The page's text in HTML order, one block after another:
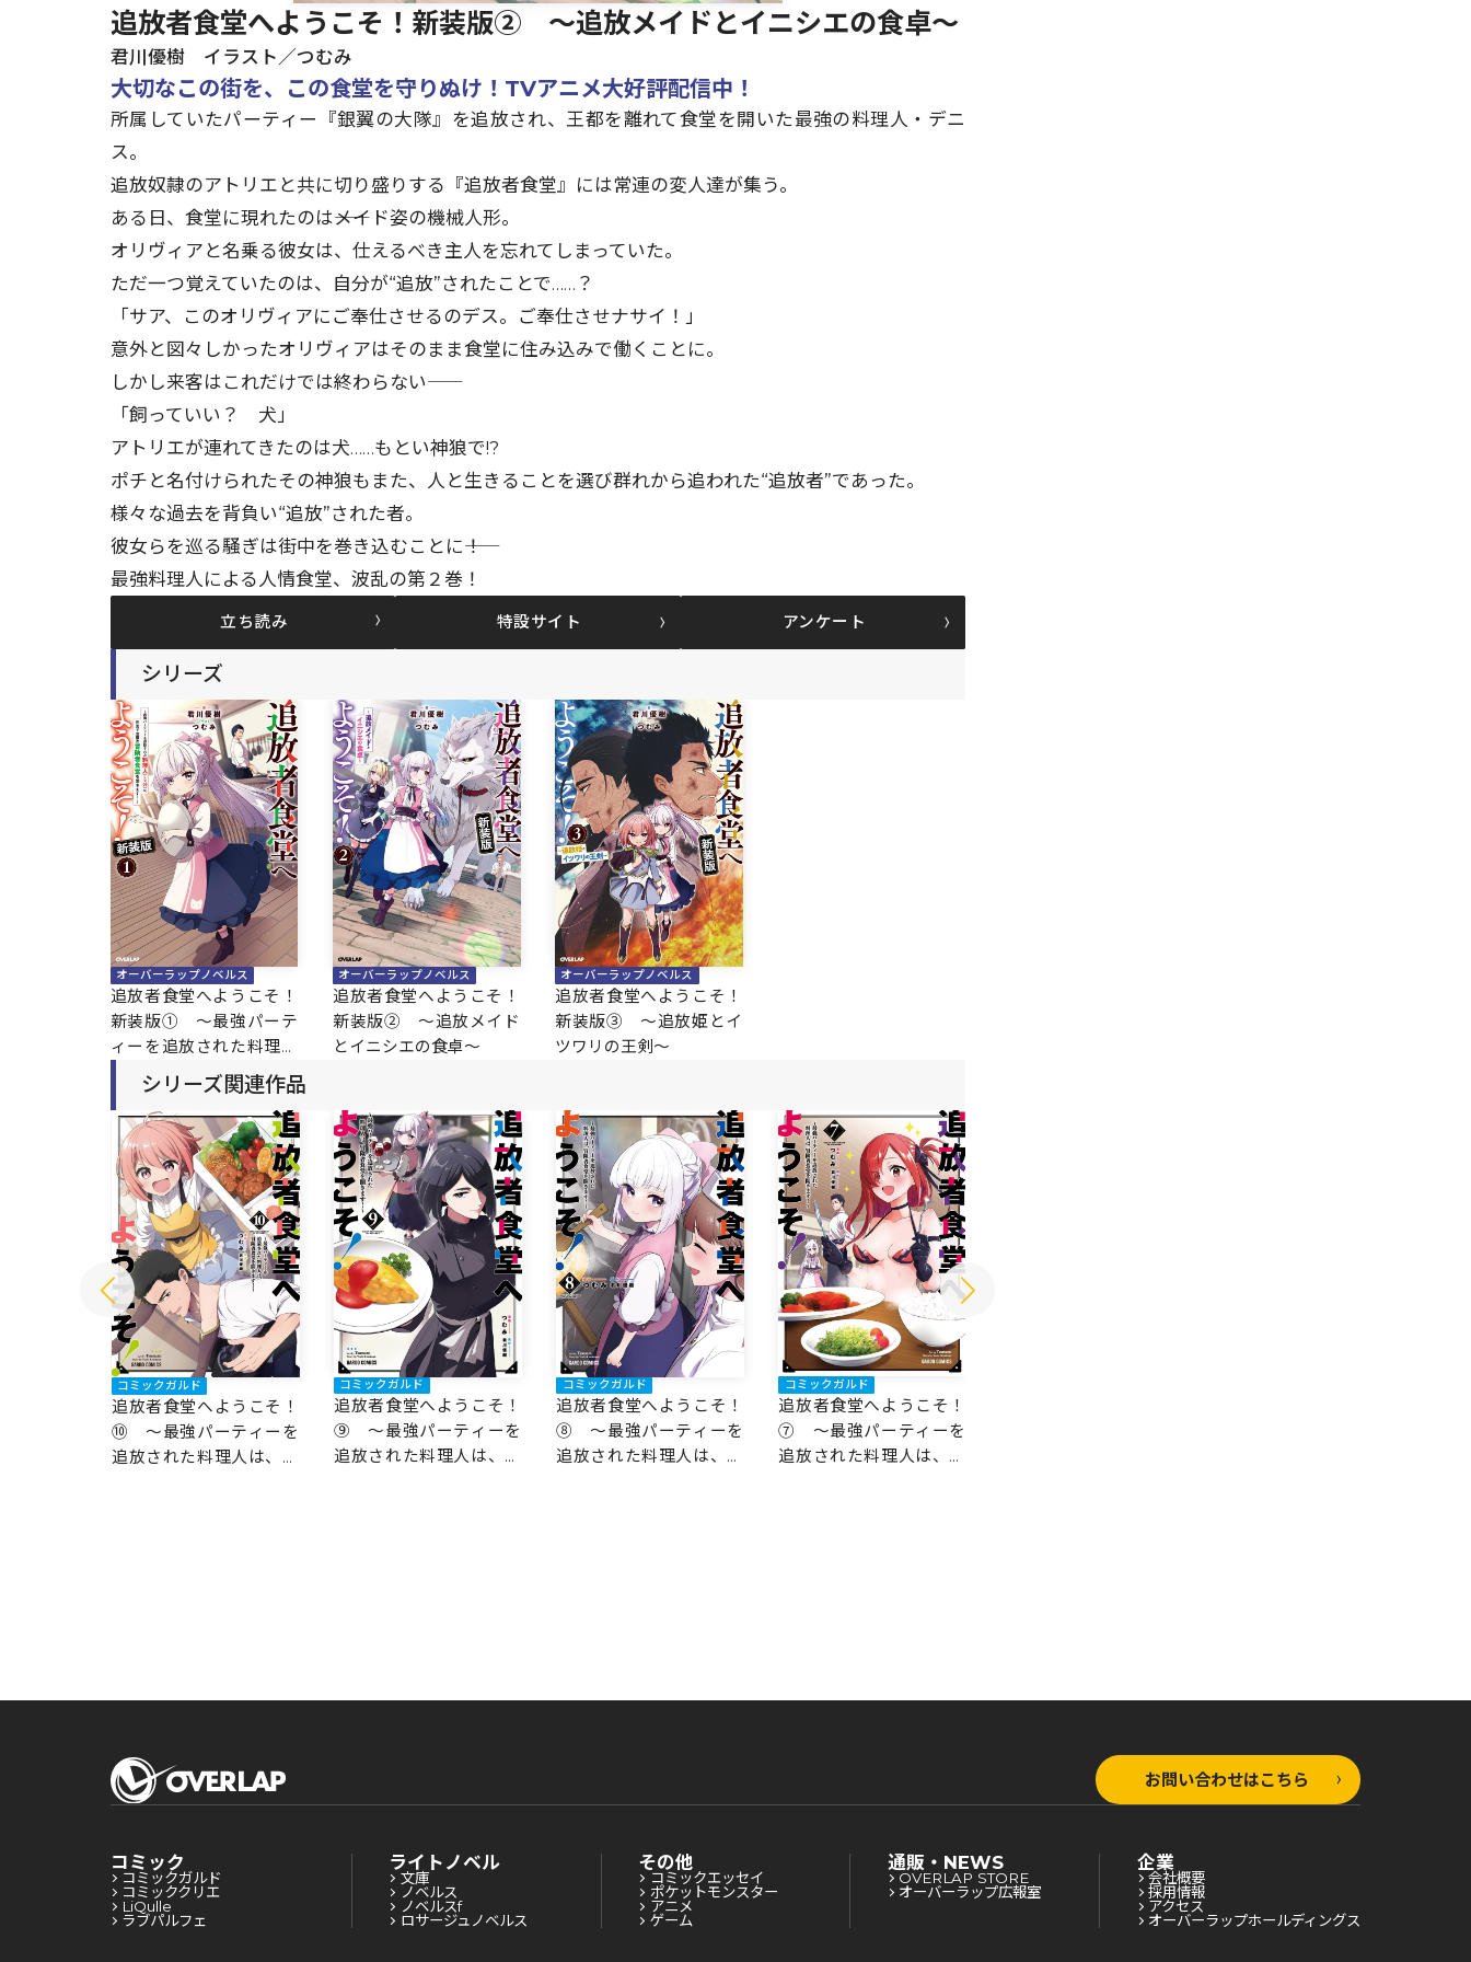
追放者食堂へようこそ！新装版② ～追放メイドとイニシエの食卓～
君川優樹 イラスト／つむみ
大切なこの街を、この食堂を守りぬけ！TVアニメ大好評配信中！
所属していたパーティー『銀翼の大隊』を追放され、王都を離れて食堂を開いた最強の料理人・デニ
ス。
追放奴隷のアトリエと共に切り盛りする『追放者食堂』には常連の変人達が集う。
ある日、食堂に現れたのは――メイド姿の機械人形。
オリヴィアと名乗る彼女は、仕えるべき主人を忘れてしまっていた。
ただ一つ覚えていたのは、自分が“追放”されたことで……？
「サア、このオリヴィアにご奉仕させるのデス。ご奉仕させナサイ！」
意外と図々しかったオリヴィアはそのまま食堂に住み込みで働くことに。
しかし来客はこれだけでは終わらない――
「飼っていい？ 犬」
アトリエが連れてきたのは犬……もとい神狼で!?
ポチと名付けられたその神狼もまた、人と生きることを選び群れから追われた“追放者”であった。
様々な過去を背負い“追放”された者。
彼女らを巡る騒ぎは街中を巻き込むことに――！
最強料理人による人情食堂、波乱の第２巻！
立ち読み 特設サイト アンケート
シリーズ
オーバーラップノベルス
追放者食堂へようこそ！
新装版① ～最強パーテ
ィーを追放された料理人
（Lv.99）は、田舎で念
願の冒険者食堂を開きま
す！～
オーバーラップノベルス
追放者食堂へようこそ！
新装版② ～追放メイド
とイニシエの食卓～
オーバーラップノベルス
追放者食堂へようこそ！
新装版③ ～追放姫とイ
ツワリの王剣～
シリーズ関連作品
コミックガルド
追放者食堂へようこそ！
⑩ ～最強パーティーを
追放された料理人は、冒
コミックガルド
追放者食堂へようこそ！
⑨ ～最強パーティーを
追放された料理人は、冒
コミックガルド
追放者食堂へようこそ！
⑧ ～最強パーティーを
追放された料理人は、冒
コミックガルド
追放者食堂へようこそ！
⑦ ～最強パーティーを
追放された料理人は、冒
お問い合わせはこちら
コミック
コミックガルド
コミッククリエ
LiQulle
ラブパルフェ
ライトノベル
文庫
ノベルス
ノベルスf
ロサージュノベルス
その他
コミックエッセイ
ポケットモンスター
アニメ
ゲーム
通販・NEWS
OVERLAP STORE
オーバーラップ広報室
企業
会社概要
採用情報
アクセス
オーバーラップホールディングス